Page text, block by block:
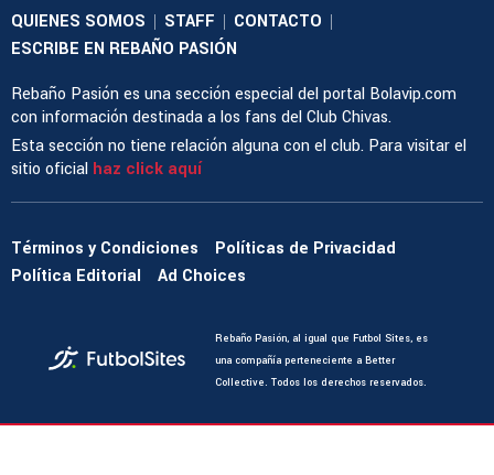
QUIENES SOMOS STAFF CONTACTO
ESCRIBE EN REBAÑO PASIÓN
Rebaño Pasión es una sección especial del portal Bolavip.com
con información destinada a los fans del Club Chivas.
Esta sección no tiene relación alguna con el club. Para visitar el
sitio oficial haz click aquí
Términos y Condiciones
Políticas de Privacidad
Política Editorial
Ad Choices
Rebaño Pasión, al igual que Futbol Sites, es
una compañía perteneciente a Better
Collective. Todos los derechos reservados.